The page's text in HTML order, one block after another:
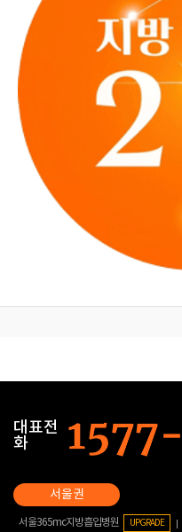
대표전
화
서울365mc지방흡입병원 UPGRADE